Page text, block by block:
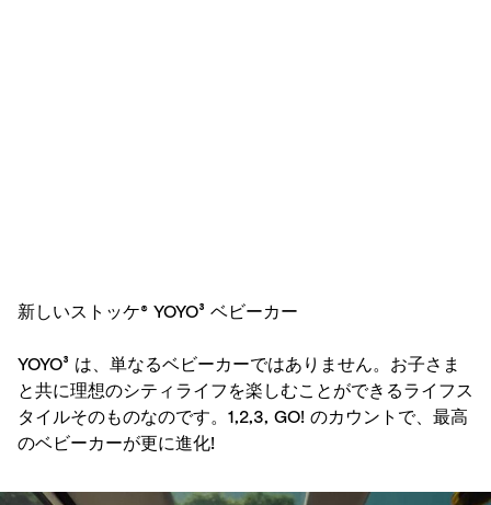
児〜
～）
新しいストッケ® YOYO³ ベビーカー
YOYO³ は、単なるベビーカーではありません。お子さま
と共に理想のシティライフを楽しむことができるライフス
タイルそのものなのです。1,2,3, GO! のカウントで、最高
のベビーカーが更に進化!